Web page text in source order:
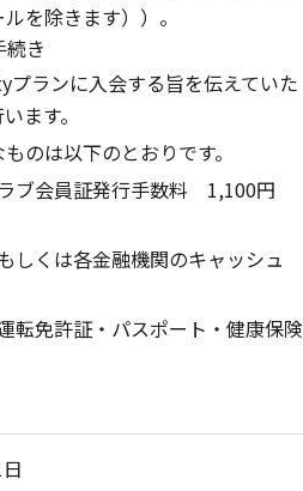
を除きます））。
続き
ランに入会する旨を伝えていた
ます。
のは以下のとおりです。
ブ会員証発行手数料 1,100円
しくは各金融機関のキャッシュ
転免許証・パスポート・健康保険